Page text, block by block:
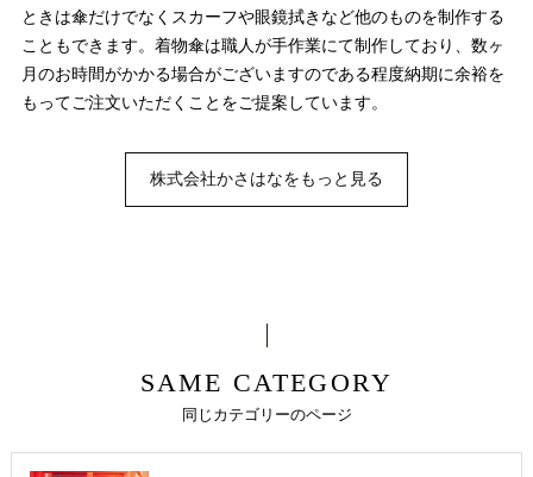
ときは傘だけでなくスカーフや眼鏡拭きなど他のものを制作する
こともできます。着物傘は職人が手作業にて制作しており、数ヶ
月のお時間がかかる場合がございますのである程度納期に余裕を
もってご注文いただくことをご提案しています。
株式会社かさはなをもっと見る
同じカテゴリーのページ
SAME CATEGORY